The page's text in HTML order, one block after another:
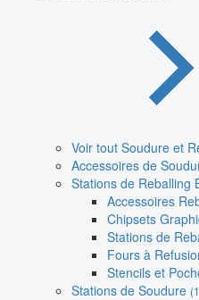
Voir tout Soudure et
Accessoires de
Stations de Reballing
Accessoires
Chipsets
Stations de
Fours à
Stencils et
Stations de Soudure